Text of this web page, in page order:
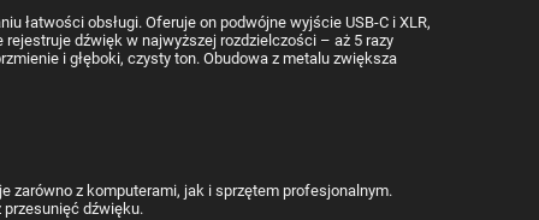
łatwości obsługi. Oferuje on podwójne wyjście USB-C i XLR,
dźwięk w najwyższej rozdzielczości – aż 5 razy
i głęboki, czysty ton. Obudowa z metalu zwiększa
zarówno z komputerami, jak i sprzętem profesjonalnym.
przesunięć dźwięku.